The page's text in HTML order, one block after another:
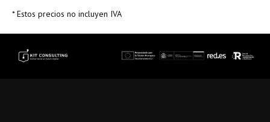
* Estos precios no incluyen IVA